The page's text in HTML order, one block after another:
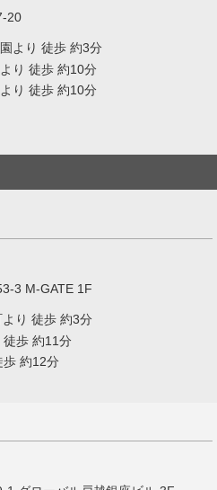
20
より 徒歩 約3分
り 徒歩 約10分
り 徒歩 約10分
3 M-GATE 1F
り 徒歩 約3分
徒歩 約11分
歩 約12分